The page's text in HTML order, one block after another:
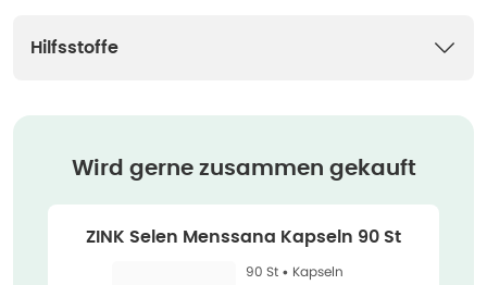
Hilfsstoffe
Wird gerne zusammen gekauft
ZINK Selen Menssana Kapseln 90 St
90 St • Kapseln